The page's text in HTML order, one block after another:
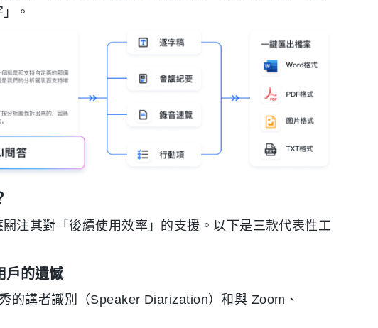
。
注其對「後續使用效率」的支援。以下是三款代表性工
戶的遺憾
的講者識別（Speaker Diarization）和與 Zoom、